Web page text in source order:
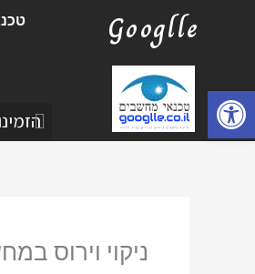
פתח סרגל נגישות
Googlle
ניקוי וירוס